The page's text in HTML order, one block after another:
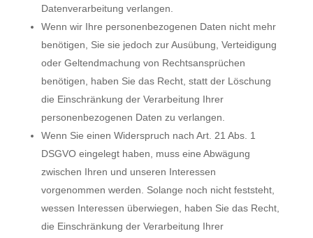
Datenverarbeitung verlangen.
Wenn wir Ihre personenbezogenen Daten nicht mehr
benötigen, Sie sie jedoch zur Ausübung, Verteidigung
oder Geltendmachung von Rechtsansprüchen
benötigen, haben Sie das Recht, statt der Löschung
die Einschränkung der Verarbeitung Ihrer
personenbezogenen Daten zu verlangen.
Wenn Sie einen Widerspruch nach Art. 21 Abs. 1
DSGVO eingelegt haben, muss eine Abwägung
zwischen Ihren und unseren Interessen
vorgenommen werden. Solange noch nicht feststeht,
wessen Interessen überwiegen, haben Sie das Recht,
die Einschränkung der Verarbeitung Ihrer